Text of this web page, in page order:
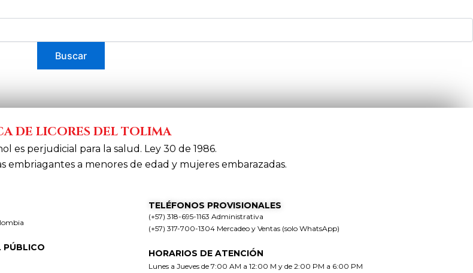
DE LICORES DEL TOLIMA
es perjudicial para la salud. Ley 30 de 1986.
embriagantes a menores de edad y mujeres embarazadas.
PÚBLICO
TELÉFONOS PROVISIONALES
(+57) 318-695-1163 Administrativa
(+57) 317-700-1304 Mercadeo y Ventas (solo WhatsApp)
HORARIOS DE ATENCIÓN
Lunes a Jueves de 7:00 AM a 12:00 M y de 2:00 PM a 6:00 PM